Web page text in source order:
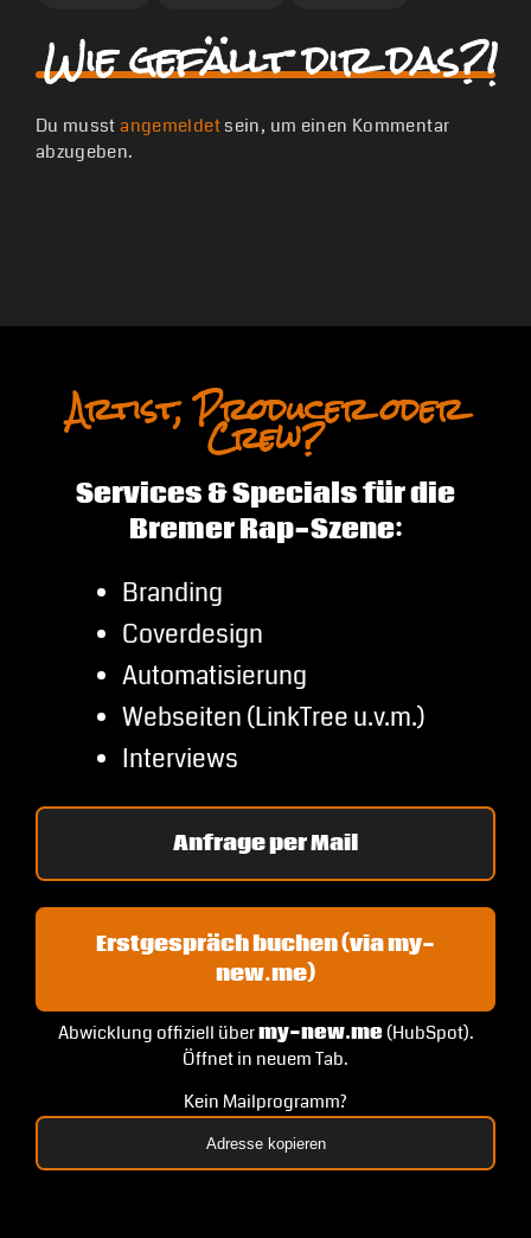
Wie gefällt dir das?!
Du musstangemeldetsein, um einen Kommentar
abzugeben.
Artist, Producer oder
Crew?
Services & Specials für die
Bremer Rap-Szene:
Branding
Coverdesign
Automatisierung
Webseiten (LinkTree u.v.m.)
Interviews
Anfrage per Mail
Erstgespräch buchen (via my-
new.me)
Abwicklung offiziell übermy-new.me(HubSpot).
Öffnet in neuem Tab.
Kein Mailprogramm?
Adresse kopieren